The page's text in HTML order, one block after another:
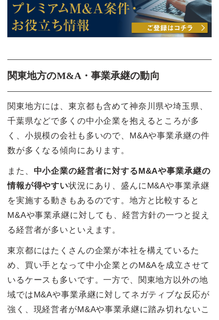
関東地方のM&A・事業承継の動向
関東地方には、東京都も含めて神奈川県や埼玉県、
千葉県などで多くの中小企業を抱えるところが多
く、小規模の会社も多いので、M&Aや事業承継の件
数が多くなる傾向にあります。
また、 中小企業の経営者に対するM&Aや事業承継の
情報が得やすい状況にあり、盛んにM&Aや事業承継
を実施する動きもあるのです。地方と比較すると
M&Aや事業承継に対しても、経営方針の一つと捉え
る経営者が多いといえます。
東京都にはたくさんの企業が本社を構えているた
め、買い手となって中小企業とのM&Aを成立させて
いるケースも多いです。一方で、関東地方以外の地
域ではM&Aや事業承継に対してネガティブな反応が
強く、現経営者がM&Aや事業承継に踏み切れないこ